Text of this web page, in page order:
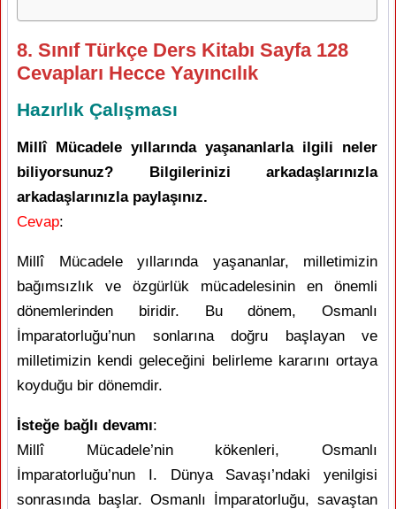
8. Sınıf Türkçe Ders Kitabı Sayfa 128
Cevapları Hecce Yayıncılık
Hazırlık Çalışması
Millî Mücadele yıllarında yaşananlarla ilgili neler
biliyorsunuz? Bilgilerinizi arkadaşlarınızla
arkadaşlarınızla paylaşınız.
Cevap:
Millî Mücadele yıllarında yaşananlar, milletimizin
bağımsızlık ve özgürlük mücadelesinin en önemli
dönemlerinden biridir. Bu dönem, Osmanlı
İmparatorluğu’nun sonlarına doğru başlayan ve
milletimizin kendi geleceğini belirleme kararını ortaya
koyduğu bir dönemdir.
İsteğe bağlı devamı:
Millî Mücadele’nin kökenleri, Osmanlı
İmparatorluğu’nun I. Dünya Savaşı’ndaki yenilgisi
sonrasında başlar. Osmanlı İmparatorluğu, savaştan